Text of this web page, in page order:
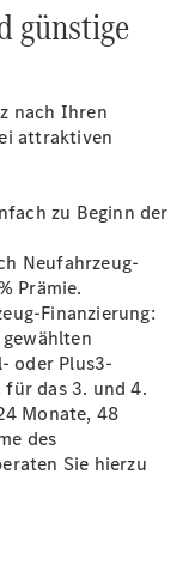
günstige
nach Ihren
attraktiven
zu Beginn der
Neufahrzeug-
Prämie.
Finanzierung:
oder Plus3-
für das 3. und 4.
Monate, 48
des
Sie hierzu